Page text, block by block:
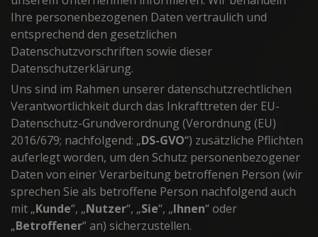
Ihre personenbezogenen Daten vertraulich und
entsprechend den gesetzlichen
Datenschutzvorschriften sowie dieser
Datenschutzerklärung.
Uns sind im Rahmen unserer datenschutzrechtlichen
Verantwortlichkeit durch das Inkrafttreten der EU-
Datenschutz-Grundverordnung (Verordnung (EU)
2016/679; nachfolgend: „DS-GVO“) zusätzliche Pflichten
auferlegt worden, um den Schutz personenbezogener
Daten von einer Verarbeitung betroffenen Person (wir
sprechen Sie als betroffene Person nachfolgend auch
mit „Kunde“, „Nutzer“, „Sie“, „Ihnen“ oder
„Betroffener“ an) sicherzustellen.